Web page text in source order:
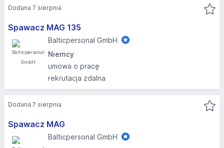
Spawacz MAG 135
Balticpersonal GmbH
Niemcy
umowa o pracę
rekrutacja zdalna
Dodana 7 sierpnia
Spawacz MAG
Balticpersonal GmbH
Dodana 7 sierpnia